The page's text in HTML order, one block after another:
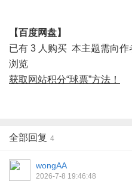
【百度网盘】
已有 3 人购买 本主题需向作
浏览
获取网站积分“球票”方法！
全部回复 4
wongAA
2026-7-8 19:46:48